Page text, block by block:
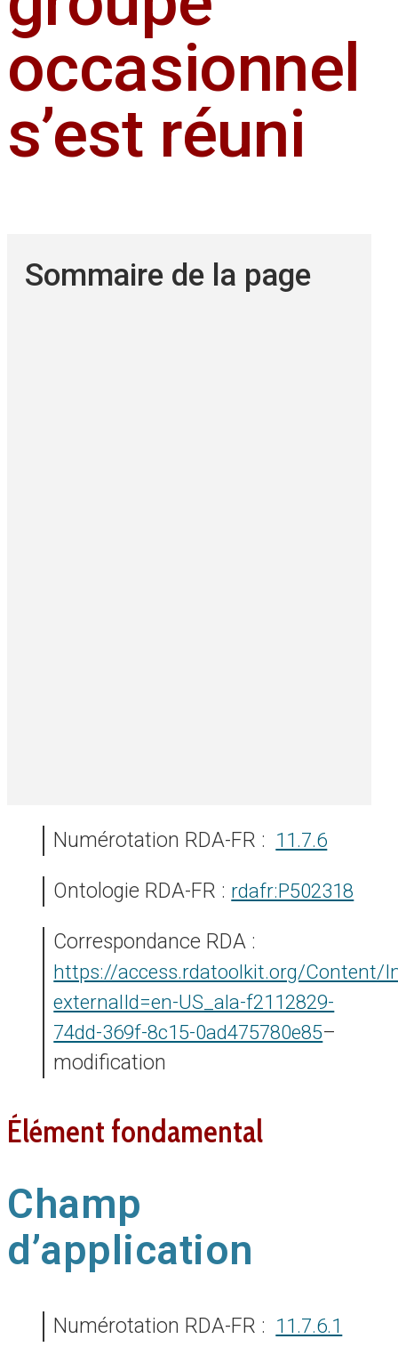
occasionnel
s’est réuni
Sommaire de la page
Numérotation RDA-FR : 11.7.6
Ontologie RDA-FR : rdafr:P502318
Correspondance RDA :
https://access.rdatoolkit.org/Content/
externalId=en-US_ala-f2112829-
74dd-369f-8c15-0ad475780e85–
modification
élément fondamental
Champ
d’application
Numérotation RDA-FR : 11.7.6.1